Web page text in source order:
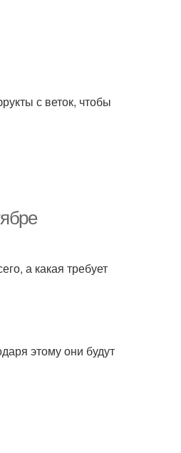
с веток, чтобы
а какая требует
этому они будут